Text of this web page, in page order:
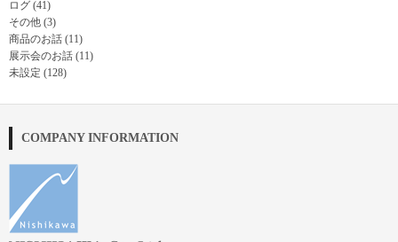
ログ (41)
その他 (3)
商品のお話 (11)
展示会のお話 (11)
未設定 (128)
COMPANY INFORMATION